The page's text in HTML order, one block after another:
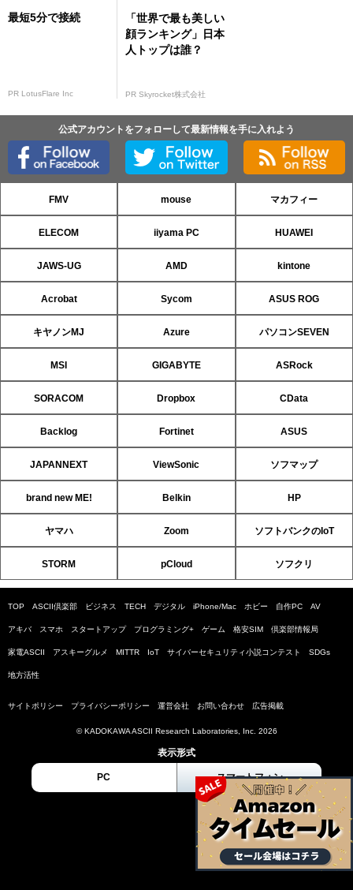
最短5分で接続
PR LotusFlare Inc
「世界で最も美しい
顔ランキング」日本
人トップは誰？
PR Skyrocket株式会社
公式アカウントをフォローして最新情報を手に入れよう
FMV mouse マカフィー
ELECOM iiyama PC HUAWEI
JAWS-UG AMD kintone
Acrobat Sycom ASUS ROG
キヤノンMJ Azure パソコンSEVEN
MSI GIGABYTE ASRock
SORACOM Dropbox CData
Backlog Fortinet ASUS
JAPANNEXT ViewSonic ソフマップ
brand new ME! Belkin HP
ヤマハ Zoom ソフトバンクのIoT
STORM pCloud ソフクリ
TOP ASCII倶楽部 ビジネス TECH デジタル iPhone/Mac ホビー 自作PC AV
アキバ スマホ スタートアップ プログラミング+ ゲーム 格安SIM 倶楽部情報局
家電ASCII アスキーグルメ MITTR IoT サイバーセキュリティ小説コンテスト SDGs
地方活性
サイトポリシー プライバシーポリシー 運営会社 お問い合わせ 広告掲載
© KADOKAWA ASCII Research Laboratories, Inc. 2026
表示形式
PC スマートフォン